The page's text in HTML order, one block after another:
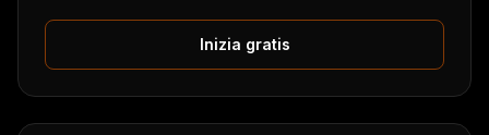
Inizia gratis